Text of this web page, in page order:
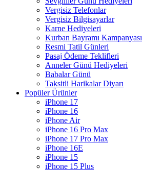
Vergisiz Telefonlar
Vergisiz Bilgisayarlar
Karne Hediyeleri
Kurban Bayramı Kampanyası
Resmi Tatil Günleri
Pasaj Ödeme Teklifleri
Anneler Günü Hediyeleri
Babalar Günü
Taksitli Harikalar Diyarı
Popüler Ürünler
iPhone 17
iPhone 16
iPhone Air
iPhone 16 Pro Max
iPhone 17 Pro Max
iPhone 16E
iPhone 15
iPhone 15 Plus